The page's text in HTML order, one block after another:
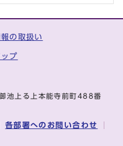
の取扱い
プ
上る上本能寺前町488番
各部署へのお問い合わせ